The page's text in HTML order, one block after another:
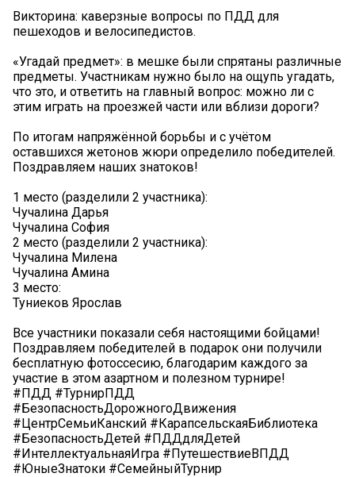
Викторина: каверзные вопросы по ПДД для
пешеходов и велосипедистов.
«Угадай предмет»: в мешке были спрятаны различные
предметы. Участникам нужно было на ощупь угадать,
что это, и ответить на главный вопрос: можно ли с
этим играть на проезжей части или вблизи дороги?
По итогам напряжённой борьбы и с учётом
оставшихся жетонов жюри определило победителей.
Поздравляем наших знатоков!
1 место (разделили 2 участника):
Чучалина Дарья
Чучалина София
2 место (разделили 2 участника):
Чучалина Милена
Чучалина Амина
3 место:
Туниеков Ярослав
Все участники показали себя настоящими бойцами!
Поздравляем победителей в подарок они получили
бесплатную фотоссесию, благодарим каждого за
участие в этом азартном и полезном турнире!
#ПДД #ТурнирПДД
#БезопасностьДорожногоДвижения
#ЦентрСемьиКанский #КарапсельскаяБиблиотека
#БезопасностьДетей #ПДДдляДетей
#ИнтеллектуальнаяИгра #ПутешествиеВПДД
#ЮныеЗнатоки #СемейныйТурнир